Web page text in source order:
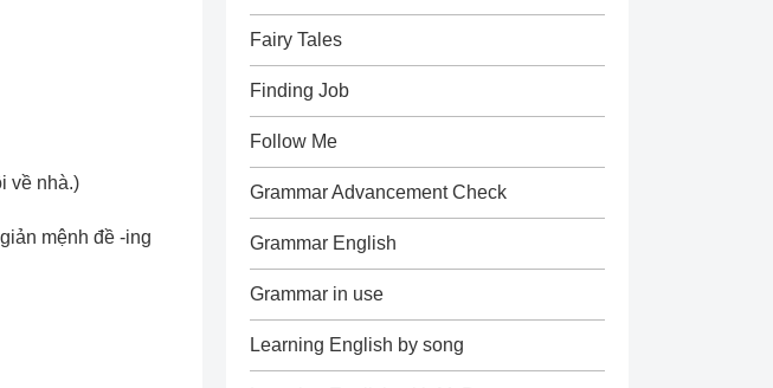
về nhà.)
mệnh đề -ing
Fairy Tales
Finding Job
Follow Me
Grammar Advancement Check
Grammar English
Grammar in use
Learning English by song